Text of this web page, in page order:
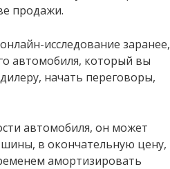
продажи.
исследование заранее,
автомобиля, который вы
начать переговоры,
автомобиля, он может
в окончательную цену,
амортизировать